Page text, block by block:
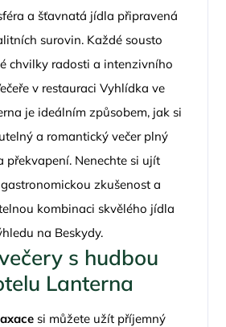
a šťavnatá jídla připravená
surovin. Každé sousto
chvilky radosti a intenzivního
v restauraci Vyhlídka ve
je ideálním způsobem, jak si
a romantický večer plný
překvapení. Nenechte si ujít
zkušenost a
kombinaci skvělého jídla
na Beskydy.
s hudbou
Lanterna
si můžete užít příjemný